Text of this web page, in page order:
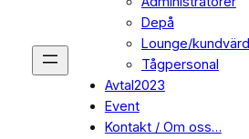
Depå
Lounge/kundvärd
Tågpersonal
Avtal2023
Event
Kontakt / Om oss…